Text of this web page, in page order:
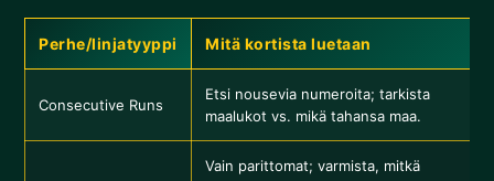
Perhe/linjatyyppi Mitä kortista luetaan
Consecutive Runs
Etsi nousevia numeroita; tarkista
maalukot vs. mikä tahansa maa.
Vain parittomat; varmista, mitkä